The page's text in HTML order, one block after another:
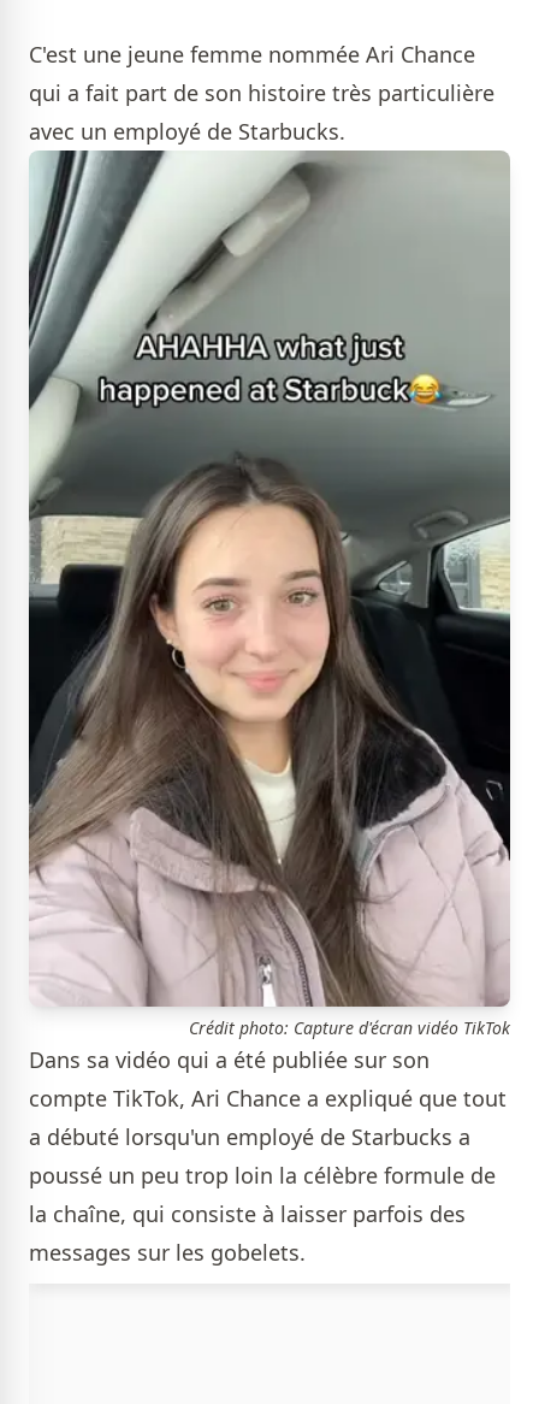
C'est une jeune femme nommée Ari Chance
qui a fait part de son histoire très particulière
avec un employé de Starbucks.
Crédit photo: Capture d'écran vidéo TikTok
Dans sa vidéo qui a été publiée sur son
compte TikTok, Ari Chance a expliqué que tout
a débuté lorsqu'un employé de Starbucks a
poussé un peu trop loin la célèbre formule de
la chaîne, qui consiste à laisser parfois des
messages sur les gobelets.